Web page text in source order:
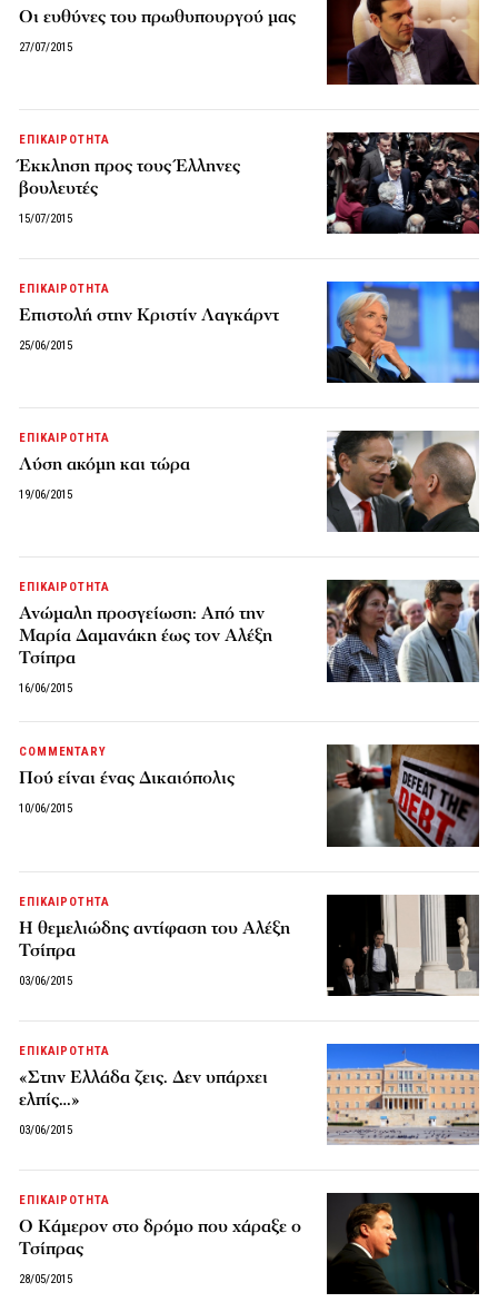
Οι ευθύνες του πρωθυπουργού μας
27/07/2015
ΕΠΙΚΑΙΡΟΤΗΤΑ
Έκκληση προς τους Έλληνες
βουλευτές
15/07/2015
ΕΠΙΚΑΙΡΟΤΗΤΑ
Επιστολή στην Κριστίν Λαγκάρντ
25/06/2015
ΕΠΙΚΑΙΡΟΤΗΤΑ
Λύση ακόμη και τώρα
19/06/2015
ΕΠΙΚΑΙΡΟΤΗΤΑ
Ανώμαλη προσγείωση: Από την
Μαρία Δαμανάκη έως τον Αλέξη
Τσίπρα
16/06/2015
COMMENTARY
Πού είναι ένας Δικαιόπολις
10/06/2015
ΕΠΙΚΑΙΡΟΤΗΤΑ
Η θεμελιώδης αντίφαση του Αλέξη
Τσίπρα
03/06/2015
ΕΠΙΚΑΙΡΟΤΗΤΑ
«Στην Ελλάδα ζεις. Δεν υπάρχει
ελπίς…»
03/06/2015
ΕΠΙΚΑΙΡΟΤΗΤΑ
Ο Κάμερον στο δρόμο που χάραξε ο
Τσίπρας
28/05/2015